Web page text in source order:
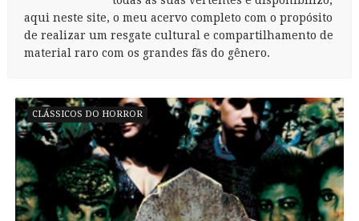
aqui neste site, o meu acervo completo com o propósito
de realizar um resgate cultural e compartilhamento de
material raro com os grandes fãs do gênero.
CLÁSSICOS DO HORROR